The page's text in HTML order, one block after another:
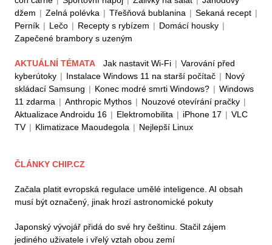
džem | Zelná polévka | Třešňová bublanina | Sekaná recept |
Perník | Lečo | Recepty s rybízem | Domácí housky |
Zapečené brambory s uzeným
AKTUÁLNÍ TÉMATA Jak nastavit Wi-Fi | Varování před
kyberútoky | Instalace Windows 11 na starší počítač | Nový
skládací Samsung | Konec modré smrti Windows? | Windows
11 zdarma | Anthropic Mythos | Nouzové otevírání pračky |
Aktualizace Androidu 16 | Elektromobilita | iPhone 17 | VLC
TV | Klimatizace Maoudegola | Nejlepší Linux
ČLÁNKY CHIP.CZ
Začala platit evropská regulace umělé inteligence. AI obsah
musí být označený, jinak hrozí astronomické pokuty
Japonský vývojář přidá do své hry češtinu. Stačil zájem
jediného uživatele i vřelý vztah obou zemí